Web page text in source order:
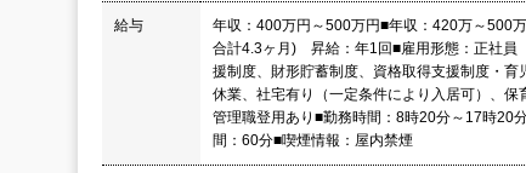
給与
年収：400万円～500万円■年収：420万～
合計4.3ヶ月) 昇給：年1回■雇用形態：正社
援制度、財形貯蓄制度、資格取得支援制度・
休業、社宅有り（一定条件により入居可）、
管理職登用あり■勤務時間：8時20分～17時
間：60分■喫煙情報：屋内禁煙